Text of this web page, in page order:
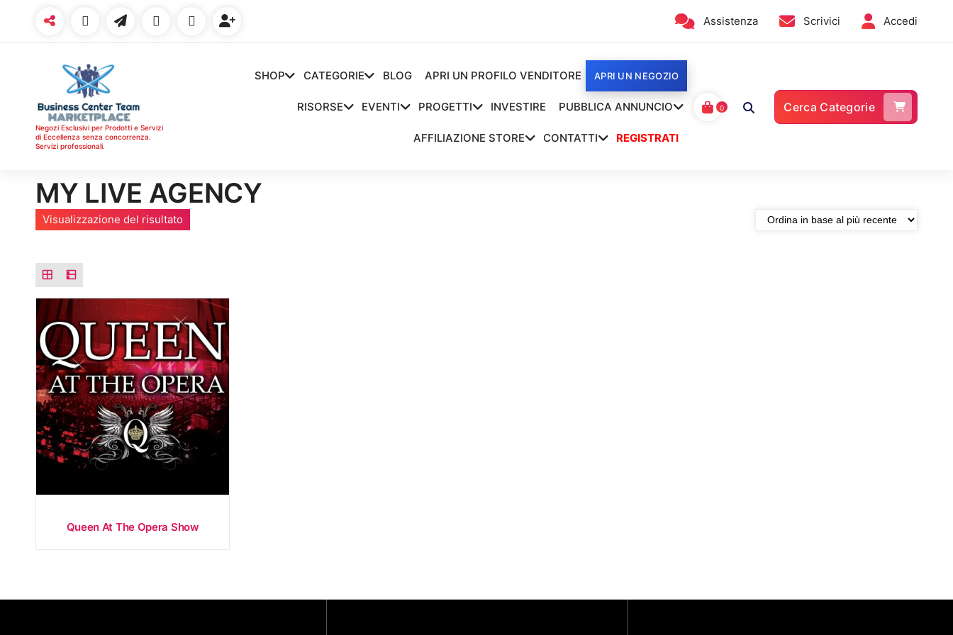
Assistenza Scrivici Accedi
Negozi Esclusivi per Prodotti e Servizi
di Eccellenza senza concorrenza.
Servizi professionali.
SHOP CATEGORIE BLOG APRI UN PROFILO VENDITORE APRI UN NEGOZIO
RISORSE EVENTI PROGETTI INVESTIRE PUBBLICA ANNUNCIO
AFFILIAZIONE STORE CONTATTI REGISTRATI
0 Cerca Categorie
MY LIVE AGENCY
Visualizzazione del risultato
Queen At The Opera Show